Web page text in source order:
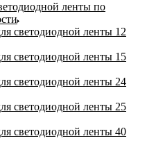
ленты по
светодиодной ленты 12
светодиодной ленты 15
светодиодной ленты 24
светодиодной ленты 25
светодиодной ленты 40